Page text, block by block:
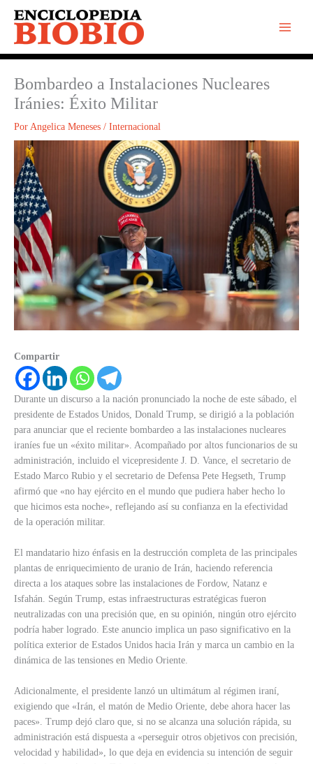
contenido
Bombardeo a Instalaciones Nucleares
Iránies: Éxito Militar
Por Angelica Meneses / Internacional
Compartir
Durante un discurso a la nación pronunciado la noche de este sábado, el
presidente de Estados Unidos, Donald Trump, se dirigió a la población
para anunciar que el reciente bombardeo a las instalaciones nucleares
iraníes fue un «éxito militar». Acompañado por altos funcionarios de su
administración, incluido el vicepresidente J. D. Vance, el secretario de
Estado Marco Rubio y el secretario de Defensa Pete Hegseth, Trump
afirmó que «no hay ejército en el mundo que pudiera haber hecho lo
que hicimos esta noche», reflejando así su confianza en la efectividad
de la operación militar.
El mandatario hizo énfasis en la destrucción completa de las principales
plantas de enriquecimiento de uranio de Irán, haciendo referencia
directa a los ataques sobre las instalaciones de Fordow, Natanz e
Isfahán. Según Trump, estas infraestructuras estratégicas fueron
neutralizadas con una precisión que, en su opinión, ningún otro ejército
podría haber logrado. Este anuncio implica un paso significativo en la
política exterior de Estados Unidos hacia Irán y marca un cambio en la
dinámica de las tensiones en Medio Oriente.
Adicionalmente, el presidente lanzó un ultimátum al régimen iraní,
exigiendo que «Irán, el matón de Medio Oriente, debe ahora hacer las
paces». Trump dejó claro que, si no se alcanza una solución rápida, su
administración está dispuesta a «perseguir otros objetivos con precisión,
velocidad y habilidad», lo que deja en evidencia su intención de seguir